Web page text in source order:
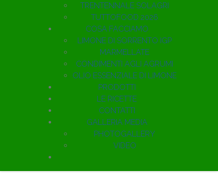
TRENTENNALE SOLAGRI
TUTTOFOOD 2026
COSA FACCIAMO
LIMONE DI SORRENTO IGP
MARMELLATE
CONDIMENTI AGLI AGRUMI
OLIO ESSENZIALE DI LIMONE
PRODOTTI
LE RICETTE
CONTATTI
GALLERIA MEDIA
PHOTOGALLERY
VIDEO